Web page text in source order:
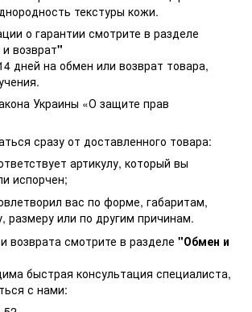
текстуры кожи.
о гарантии смотрите в разделе
возврат"
дней на обмен или возврат товара,
Украины «О защите прав
сразу от доставленного товара:
артикулу, который вы
испорчен;
вас по форме, габаритам,
размеру или по другим причинам.
возврата смотрите в разделе "Обмен и
быстрая консультация специалиста,
с нами: